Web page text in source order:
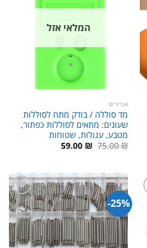
המלאי אזל
אביזרים
מד סוללה / בודק מתח לסוללות
שעונים: מתאים לסוללות כפתור,
מטבע, עגולות, שטוחות
75.00₪ המחיר
המקורי
59.00 ₪ המחיר
הנוכחי
25%-